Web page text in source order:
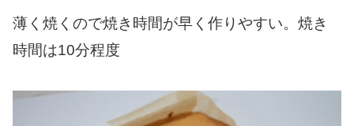
薄く焼くので焼き時間が早く作りやすい。焼き
時間は10分程度